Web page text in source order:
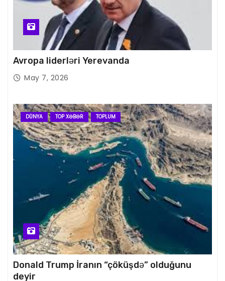
Avropa liderləri Yerevanda
May 7, 2026
DÜNYA TOP XƏBƏR TOPLUM
Donald Trump İranın “çöküşdə” olduğunu
deyir